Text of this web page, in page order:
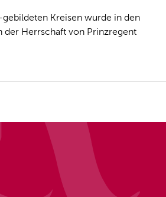
Kreisen wurde in den
der Herrschaft von Prinzregent